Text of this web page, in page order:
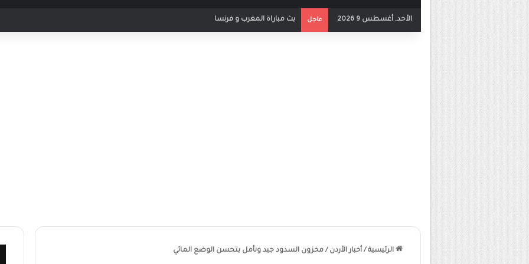
الأحد, أغسطس 9 2026 عاجل مباشر مباراة مصر و الارجنتين
الرئيسية / أخبار الأردن / مخزون السدود جيد ونأمل بتحسن الوضع المائي